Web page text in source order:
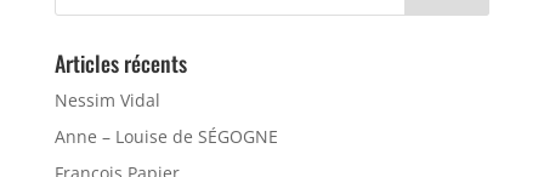
Articles récents
Nessim Vidal
Anne – Louise de SÉGOGNE